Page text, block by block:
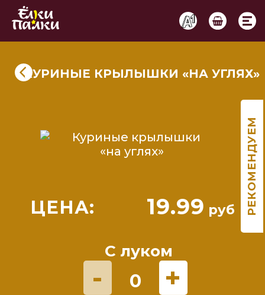
КУРИНЫЕ КРЫЛЫШКИ «НА УГЛЯХ»
РЕКОМЕНДУЕМ
ЦЕНА: 19.99 руб
- 0 +
С луком
с
и манго
Клубничный с
имбирем